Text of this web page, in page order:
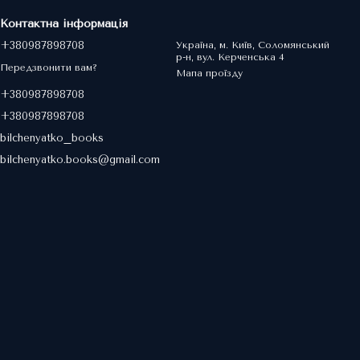
Контактна інформація
+380987898708
Передзвонити вам?
+380987898708
+380987898708
bilchenyatko_books
bilchenyatko.books@gmail.com
Україна, м. Київ, Соломянський
р-н, вул. Керченська 4
Мапа проїзду